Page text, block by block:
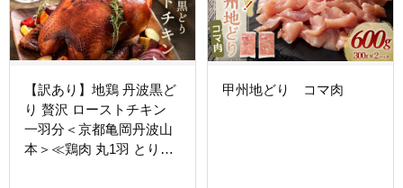
【訳あり】地鶏 丹波黒ど
り 贅沢 ローストチキン
一羽分＜京都亀岡丹波山
本＞≪鶏肉 丸1羽 とり肉
甲州地どり コマ肉